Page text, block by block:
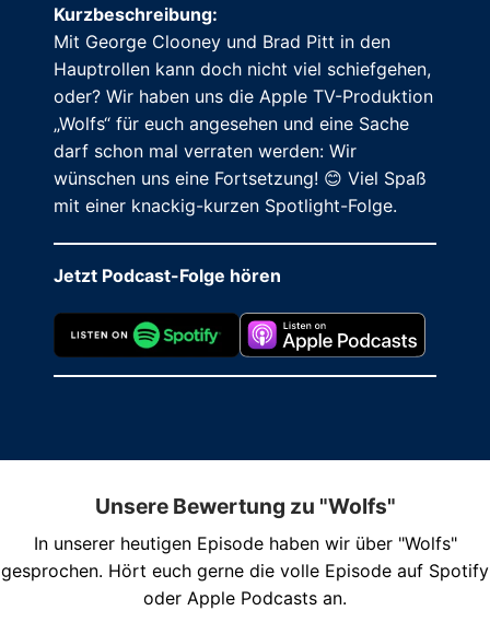
Kurzbeschreibung:
Mit George Clooney und Brad Pitt in den
Hauptrollen kann doch nicht viel schiefgehen,
oder? Wir haben uns die Apple TV-Produktion
„Wolfs“ für euch angesehen und eine Sache
darf schon mal verraten werden: Wir
wünschen uns eine Fortsetzung! 😊 Viel Spaß
mit einer knackig-kurzen Spotlight-Folge.
Jetzt Podcast-Folge hören
Unsere Bewertung zu "Wolfs"
In unserer heutigen Episode haben wir über "Wolfs"
gesprochen. Hört euch gerne die volle Episode auf Spotify
oder Apple Podcasts an.